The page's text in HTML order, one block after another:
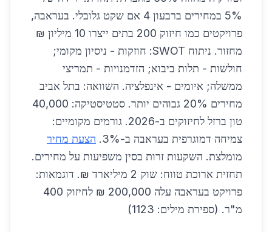
5% במחירים ברבעון 4 אם שקט גלובלי. בעראבה,
פרויקטים כמו חיזוק 200 בתים ייצרו 10 מיליון ₪
מחזור. ניתוח SWOT: חוזקות - ניסיון מקומי;
חולשות - תלות ביבוא; הזדמנויות - תמריצי
ממשלה; איומים - אינפלציה. השוואה: בתל אביב
מחירים 20% גבוהים יותר. סטטיסטיקה: 40,000
טון ברזל לחיזוקים ב-2026. גורמים מקומיים:
צמיחה דמוגרפית בעראבה ב-3%.
הצעת מחיר
מומלצת. השקעות זרות בסין משפיעות על מחירים.
תחזית ארוכת טווח: שוק 2 מיליארד ₪. דוגמאות:
פרויקט בעראבה עלה 200,000 ₪ לחיזוק 400
מ"ר. (ספירת מילים: 1123)